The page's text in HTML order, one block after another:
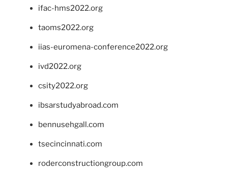
ifac-hms2022.org
taoms2022.org
iias-euromena-conference2022.org
ivd2022.org
csity2022.org
ibsarstudyabroad.com
bennusehgall.com
tsecincinnati.com
roderconstructiongroup.com